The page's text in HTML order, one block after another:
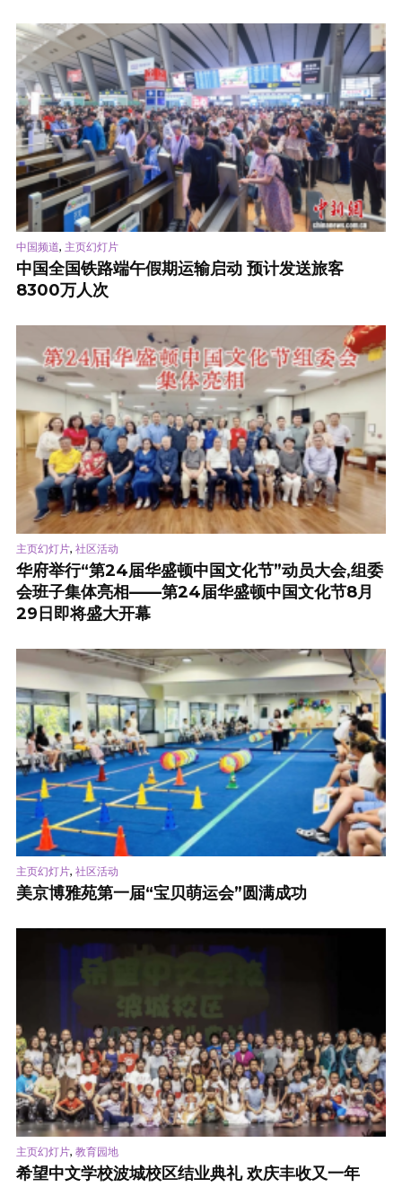
中国频道, 主页幻灯片
中国全国铁路端午假期运输启动 预计发送旅客
8300万人次
主页幻灯片, 社区活动
华府举行“第24届华盛顿中国文化节”动员大会,组委
会班子集体亮相——第24届华盛顿中国文化节8月
29日即将盛大开幕
主页幻灯片, 社区活动
美京博雅苑第一届“宝贝萌运会”圆满成功
主页幻灯片, 教育园地
希望中文学校波城校区结业典礼 欢庆丰收又一年